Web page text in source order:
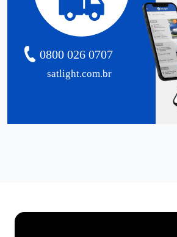
satlight.com.br
0800 026 0707